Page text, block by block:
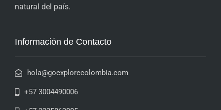
natural del país.
Información de Contacto
hola@goexplorecolombia.com
+57 3004490006